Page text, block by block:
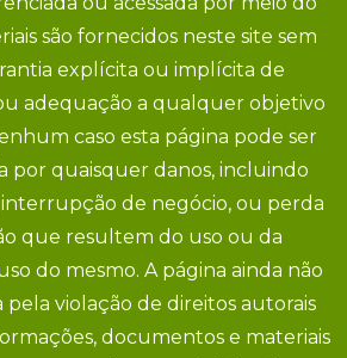
são fornecidos neste site sem
explícita ou implícita de
adequação a qualquer objetivo
caso esta página pode ser
por quaisquer danos, incluindo
interrupção de negócio, ou perda
que resultem do uso ou da
do mesmo. A página ainda não
pela violação de direitos autorais
documentos e materiais